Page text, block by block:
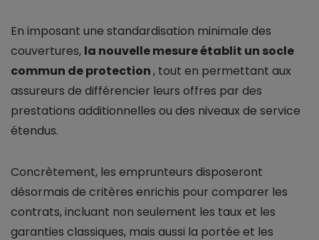
En imposant une standardisation minimale des
couvertures, la nouvelle mesure établit un socle
commun de protection, tout en permettant aux
assureurs de différencier leurs offres par des
prestations additionnelles ou des niveaux de service
étendus.
Concrètement, les emprunteurs disposeront
désormais de critères enrichis pour comparer les
contrats, incluant non seulement les taux et les
garanties classiques, mais aussi la portée et les